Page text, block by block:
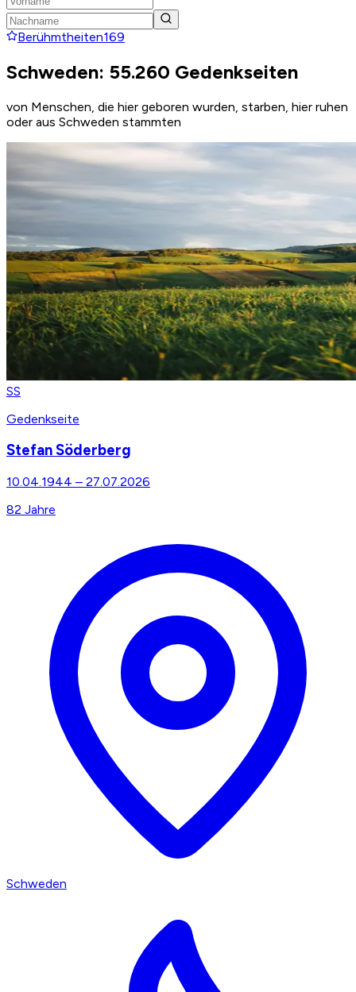
Berühmtheiten169
Schweden: 55.260 Gedenkseiten
von Menschen, die hier geboren wurden, starben, hier ruhen
oder aus Schweden stammten
SS
Gedenkseite
Stefan Söderberg
10.04.1944 – 27.07.2026
82 Jahre
Schweden